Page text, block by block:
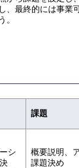
、最終的には事業
。
課題
シ
概要説明、
課題決め